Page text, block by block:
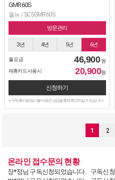
GMR60S
올뉴 / SC5GMR60S
방문관리
3년 4년 5년 6년
월 요금 46,900 원
제휴카드 사용시
20,900원
신청하기
※ 구독 총비용/일시불 비용은 상담을 통해 확인하실 수 있습니다.
1 2
온라인 접수문의 현황
장*정님 구독신청되었습니다.
박*영님 구독신청되었습니다.구독신청